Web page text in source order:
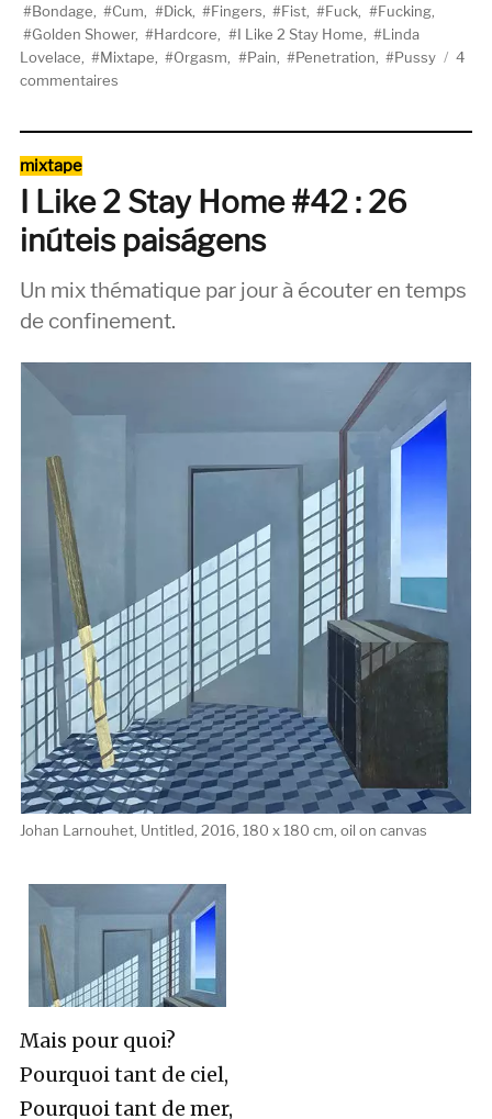
le
Bondage, Cum, Dick, Fingers, Fist, Fuck, Fucking,
Golden Shower, Hardcore, I Like 2 Stay Home,
Linda
Lovelace, Mixtape, Orgasm, Pain, Penetration, Pussy
4
commentairessur
Home
#43 :
More
About
Fucking
Catégories
mixtape
I Like 2 Stay Home #42 : 26
inúteis paiságens
Un mix thématique par jour à écouter en temps
de confinement.
Johan Larnouhet, Untitled, 2016, 180 x 180 cm, oil on canvas
Mais pour quoi?
Pourquoi tant de ciel,
Pourquoi tant de mer,